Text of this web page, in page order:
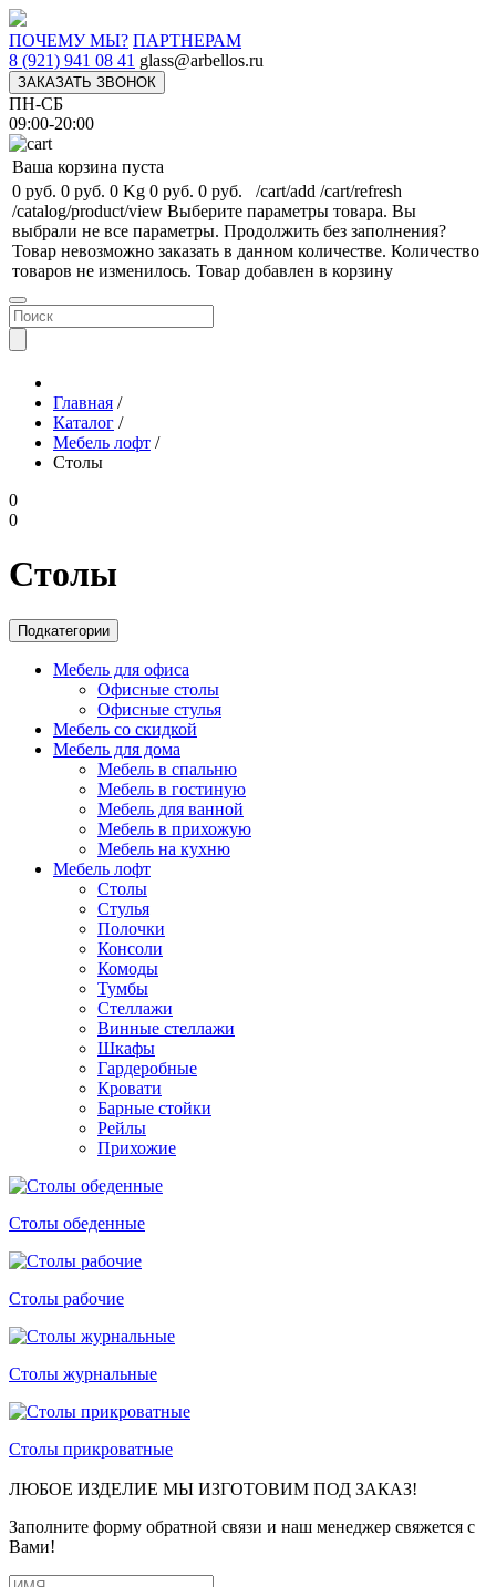
ПОЧЕМУ МЫ? ПАРТНЕРАМ
8 (921) 941 08 41 glass@arbellos.ru
ЗАКАЗАТЬ ЗВОНОК
ПН-СБ
09:00-20:00
Ваша корзина пуста
0 руб. 0 руб. 0 Kg 0 руб. 0 руб. /cart/add /cart/refresh
/catalog/product/view Выберите параметры товара. Вы
выбрали не все параметры. Продолжить без заполнения?
Товар невозможно заказать в данном количестве. Количество
товаров не изменилось. Товар добавлен в корзину
Главная /
Каталог /
Мебель лофт /
Столы
0
0
Столы
Подкатегории
Мебель для офиса
Офисные столы
Офисные стулья
Мебель со скидкой
Мебель для дома
Мебель в спальню
Мебель в гостиную
Мебель для ванной
Мебель в прихожую
Мебель на кухню
Мебель лофт
Столы
Стулья
Полочки
Консоли
Комоды
Тумбы
Стеллажи
Винные стеллажи
Шкафы
Гардеробные
Кровати
Барные стойки
Рейлы
Прихожие
Столы обеденные
Столы рабочие
Столы журнальные
Столы прикроватные
ЛЮБОЕ ИЗДЕЛИЕ МЫ ИЗГОТОВИМ ПОД ЗАКАЗ!
Заполните форму обратной связи и наш менеджер свяжется с
Вами!